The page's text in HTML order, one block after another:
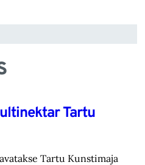
Tartu
Tartu Kunstimaja